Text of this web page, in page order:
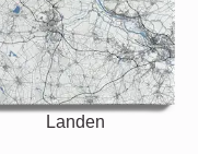
Landen